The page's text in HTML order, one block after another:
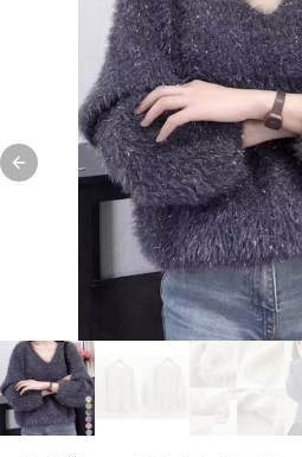
Previous slide